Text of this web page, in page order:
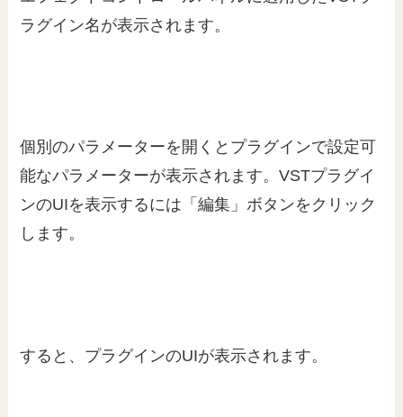
ラグイン名が表示されます。
個別のパラメーターを開くとプラグインで設定可
能なパラメーターが表示されます。VSTプラグイ
ンのUIを表示するには「編集」ボタンをクリック
します。
すると、プラグインのUIが表示されます。